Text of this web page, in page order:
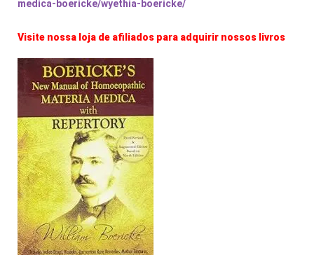
medica-boericke/wyethia-boericke/
Visite nossa loja de afiliados para adquirir nossos livros